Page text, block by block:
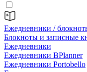
Ежедневники /
Блокноты и записные
Ежедневники
Ежедневники BPlanner
Ежедневники Portobello